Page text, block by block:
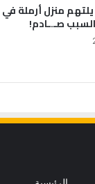
منزل أرملة في
صـ.ـادم!